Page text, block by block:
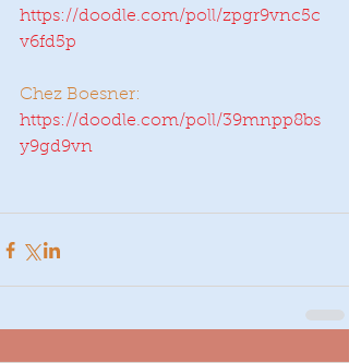
https://doodle.com/poll/zpgr9vnc5c
v6fd5p
Chez Boesner:
https://doodle.com/poll/39mnpp8bs
y9gd9vn